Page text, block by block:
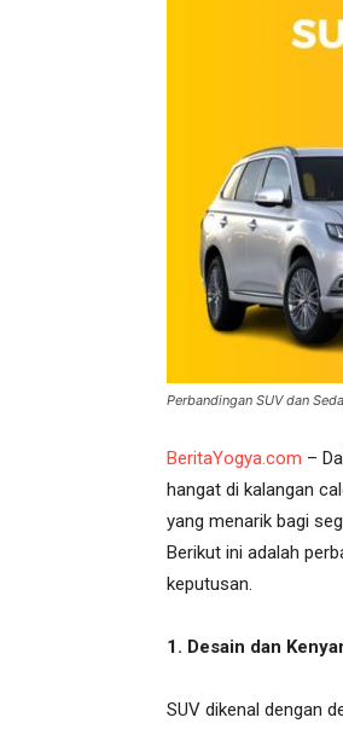
Perbandingan SUV dan
BeritaYogya.com –
hangat di kalangan
yang menarik bagi
Berikut ini adalah
keputusan.
1. Desain dan
SUV dikenal dengan